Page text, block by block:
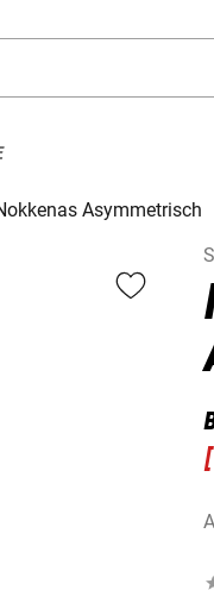
Asymmetrisch
[